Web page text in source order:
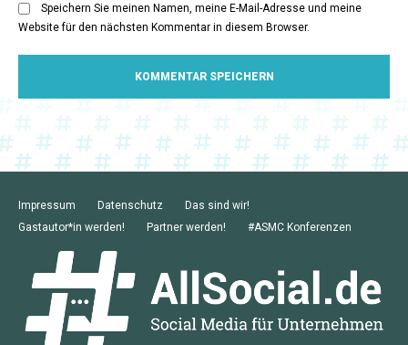
Speichern Sie meinen Namen, meine E-Mail-Adresse und meine
Website für den nächsten Kommentar in diesem Browser.
Impressum Datenschutz
Das sind wir!
Gastautor*in werden!
Partner werden! #ASMC Konferenzen